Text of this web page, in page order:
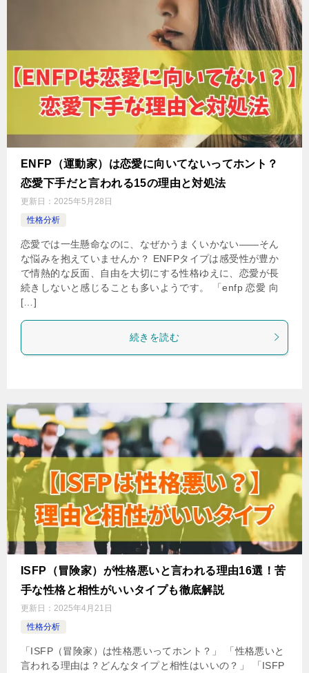
ENFP（運動家）は恋愛に向いてないってホント？
恋愛下手だと言われる15の理由と対処法
更新日： 2025年5月28日
性格分析
恋愛では一生懸命なのに、なぜかうまくいかない——そん
な悩みを抱えていませんか？ ENFPタイプは感受性が豊か
で情熱的な反面、自由を大切にする性格ゆえに、恋愛が長
続きしないと感じることも多いようです。 「enfp 恋愛 向
[…]
続きを読む
ISFP（冒険家）が性格悪いと言われる理由16選！苦
手な性格と相性がいいタイプも徹底解説
更新日： 2025年4月21日
性格分析
「ISFP（冒険家）は性格悪いってホント？」 「性格悪いと
言われる理由は？どんなタイプと相性はいいの？」 「ISFP